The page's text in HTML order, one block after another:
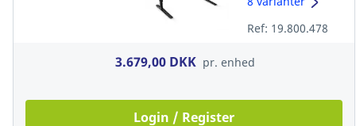
Ref: 19.800.478
3.679,00 DKK pr. enhed
Login / Register